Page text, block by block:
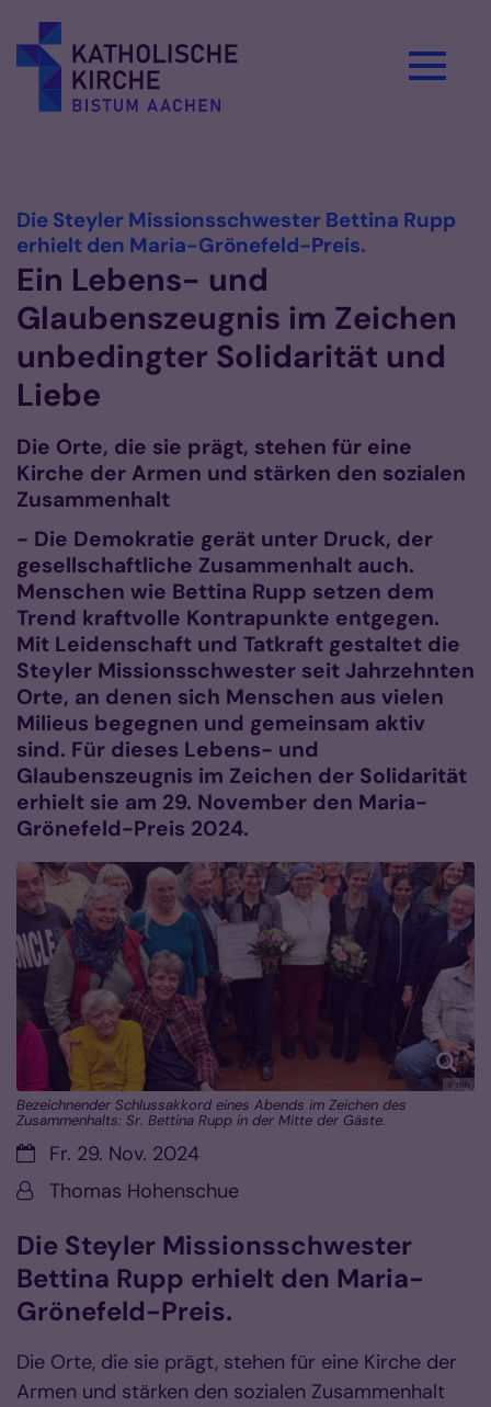
Die Steyler Missionsschwester Bettina Rupp
erhielt den Maria-Grönefeld-Preis.
Ein Lebens- und
Glaubenszeugnis im Zeichen
unbedingter Solidarität und
Liebe
Die Orte, die sie prägt, stehen für eine
Kirche der Armen und stärken den sozialen
Zusammenhalt
- Die Demokratie gerät unter Druck, der
gesellschaftliche Zusammenhalt auch.
Menschen wie Bettina Rupp setzen dem
Trend kraftvolle Kontrapunkte entgegen.
Mit Leidenschaft und Tatkraft gestaltet die
Steyler Missionsschwester seit Jahrzehnten
Orte, an denen sich Menschen aus vielen
Milieus begegnen und gemeinsam aktiv
sind. Für dieses Lebens- und
Glaubenszeugnis im Zeichen der Solidarität
erhielt sie am 29. November den Maria-
Grönefeld-Preis 2024.
© thh
Bezeichnender Schlussakkord eines Abends im Zeichen des
Zusammenhalts: Sr. Bettina Rupp in der Mitte der Gäste.
Datum:Fr. 29. Nov. 2024
Von:Thomas Hohenschue
Die Steyler Missionsschwester
Bettina Rupp erhielt den Maria-
Grönefeld-Preis.
Die Orte, die sie prägt, stehen für eine Kirche der
Armen und stärken den sozialen Zusammenhalt